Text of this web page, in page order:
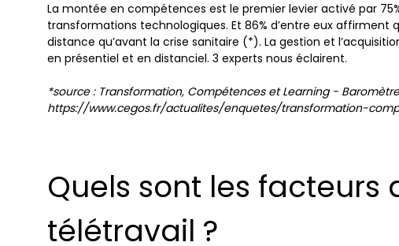
La montée en compétences est le premier levier activé par
transformations technologiques. Et 86% d’entre eux
distance qu’avant la crise sanitaire (*). La gestion et
en présentiel et en distanciel. 3 experts nous éclairent.
*source : Transformation, Compétences et Learning -
https://www.cegos.fr/actualites/enquetes/transformation-
Quels sont les
télétravail ?